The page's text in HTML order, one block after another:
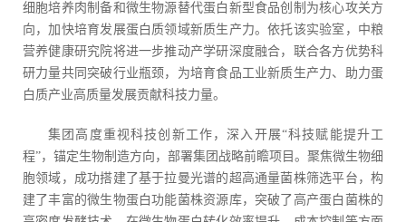
细胞培养肉制备和微生物源替代蛋白新型食品创制为核心攻关方
向，加快培育发展蛋白质领域新质生产力。依托该实验室，中粮
营养健康研究院将进一步推动产学研深度融合，联合各方优势科
研力量共同突破行业瓶颈，为培育食品工业新质生产力、助力蛋
白质产业高质量发展贡献科技力量。
集团高度重视科技创新工作，深入开展“科技赋能提升工
程”，锚定生物制造方向，部署集团战略前瞻项目。聚焦微生物细
胞领域，成功搭建了基于拉曼光谱的超高通量菌株筛选平台，构
建了丰富的微生物蛋白功能菌株资源库，突破了高产蛋白菌株的